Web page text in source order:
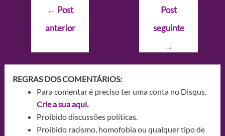
Navegação
Post
← Post
anterior
Post
seguinte
→
REGRAS DOS COMENTÁRIOS:
Para comentar é preciso ter uma conta no Disqus.
Crie a sua aqui.
Proibido discussões políticas.
Proibido racismo, homofobia ou qualquer tipo de